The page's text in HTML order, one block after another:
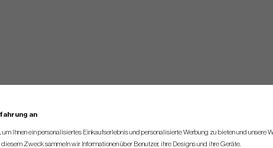
an
Ihnen ein personalisiertes Einkaufserlebnis und personalisierte Werbung zu bieten und unsere
Zweck sammeln wir Informationen über Benutzer, ihre Designs und ihre Geräte.